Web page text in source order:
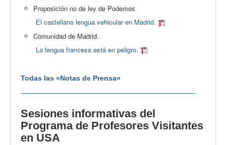
Proposición no de ley de Podemos
El castellano lengua vehicular en Madrid.
Comunidad de Madrid.
La lengua francesa está en peligro.
Todas las «Notas de Prensa»
Sesiones informativas del
Programa de Profesores Visitantes
en USA